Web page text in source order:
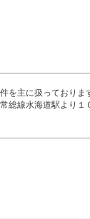
を主に扱っておりま
総線水海道駅より１